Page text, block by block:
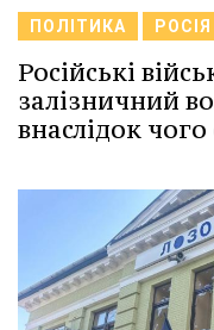
ПОЛІТИКА РОСІЯ
Російські
залізничний
внаслідок чого